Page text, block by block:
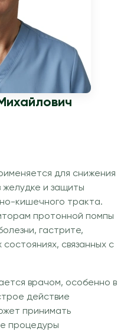
для снижения
желудке и защиты
кишечного тракта.
протонной помпы
гастрите,
связанных с
врачом, особенно в
действие
принимать
процедуры